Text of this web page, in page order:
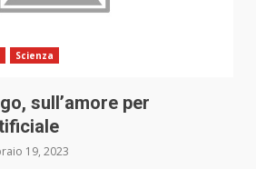
Scienza
sull’amore per
19, 2023